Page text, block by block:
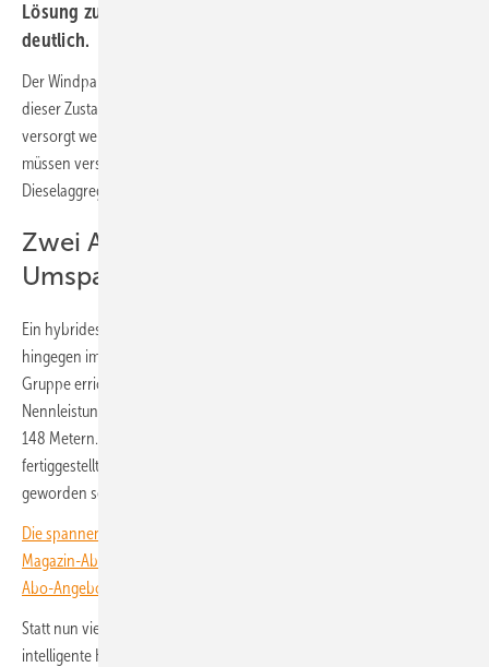
Lösung zum Einsatz – und senkt den Kraftstoffverbrauch
deutlich.
Der Windpark steht, doch der Netzanschluss nicht? Betreiber kostet
dieser Zustand bares Geld, denn die Turbinen müssen mit Strom
versorgt werden – Steuerungselektronik und Hindernisbefeuerung
müssen versorgt werden. Üblicherweise kommt der Strom aus
Dieselaggregaten im Dauerbetrieb.
Zwei Anlagen errichtet,
Umspannwerk noch nicht
Ein hybrides Konzept aus Dieselaggregat und Batteriespeicher kommt
hingegen im Windpark Kleinbouslar bei Erkelenz zum Einsatz. Die MLK-
Gruppe errichtet dort insgesamt vier Vestas V162 mit einer
Nennleistung von je 5,6 Megawatt (MW) und einer Nabenhöhe von
148 Metern. Zwei von ihnen seien planmäßig vor dem Umspannwerk
fertiggestellt worden, sodass eine temporäre Stromversorgung nötig
geworden sei, heißt es in einer Presseinformation des Unternehmens.
Die spannendsten Artikel, Grafiken und Dossiers erhalten unsere
Magazin-Abonnent:innen. Sie haben noch kein Abo? Jetzt über alle
Abo-Angebote informieren und Wissensvorsprung sichern.
Statt nun vier Dieselaggregate zu nutzen, kommt stattdessen eine
intelligente Kombination aus Batteriespeicher und Stromaggregat zum